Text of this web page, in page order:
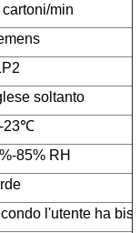
cartoni/min
soltanto
23℃
l'utente ha